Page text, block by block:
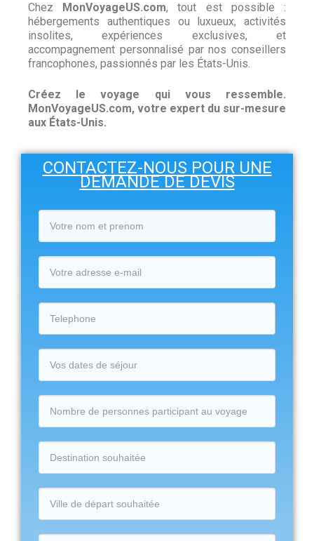
Chez MonVoyageUS.com, tout est possible :
hébergements authentiques ou luxueux, activités
insolites, expériences exclusives, et
accompagnement personnalisé par nos conseillers
francophones, passionnés par les États-Unis.
Créez le voyage qui vous ressemble.
MonVoyageUS.com, votre expert du sur-mesure
aux États-Unis.
CONTACTEZ-NOUS POUR UNE
DEMANDE DE DEVIS